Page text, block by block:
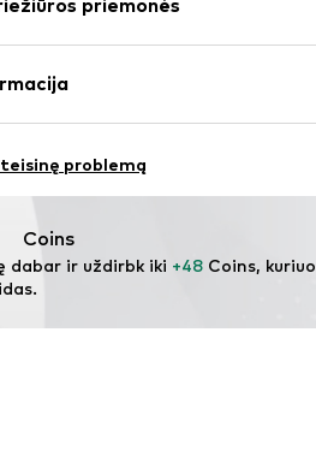
Įprastas prigludimas
priemonės
– PES, 5% Elastanas
problemą
Coins
dabar ir uždirbk iki +48 Coins,